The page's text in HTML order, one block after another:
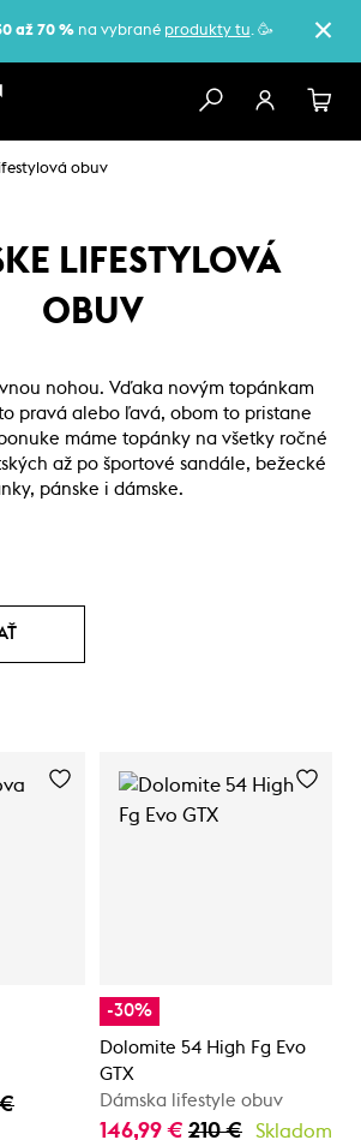
až 70 %na vybrané produkty tu. 🥳
obuv
LIFESTYLOVÁ
OBUV
nohou. Vďaka novým topánkam
pravá alebo ľavá, obom to pristane
máme topánky na všetky ročné
až po športové sandále, bežecké
pánske i dámske.
-30%
Dolomite 54 High Fg Evo
GTX
Dámska lifestyle obuv
146,99 € 210 € Skladom